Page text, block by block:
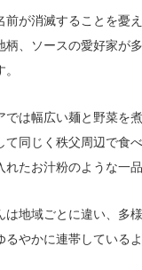
前が消滅することを憂
、ソースの愛好家が
では幅広い麺と野菜を
て同じく秩父周辺で食
たお汁粉のような一
は地域ごとに違い、多
やかに連帯しているよ